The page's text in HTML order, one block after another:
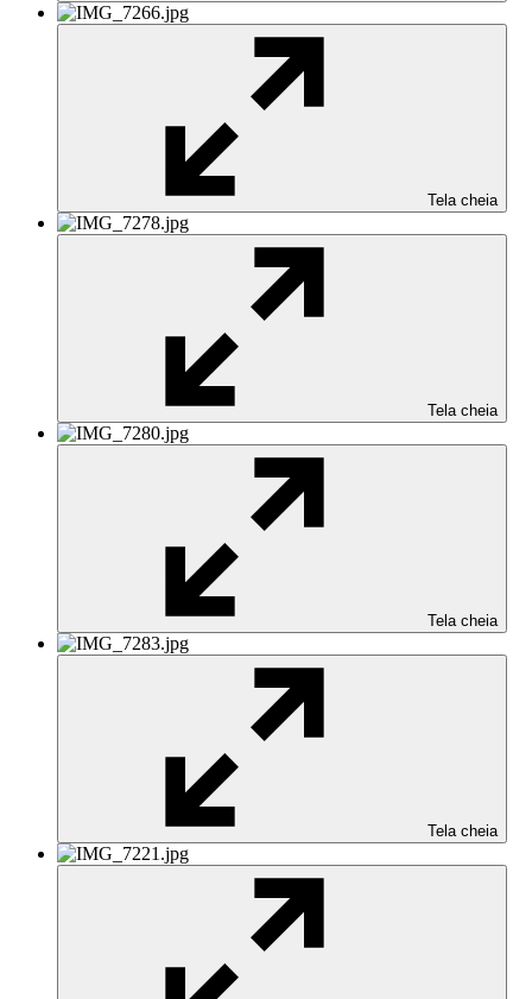
Tela cheia
Tela cheia
Tela cheia
Tela cheia